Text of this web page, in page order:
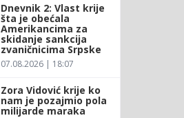
Dnevnik 2: Vlast krije
šta je obećala
Amerikancima za
skidanje sankcija
zvaničnicima Srpske
07.08.2026 | 18:07
Zora Vidović krije ko
nam je pozajmio pola
milijarde maraka